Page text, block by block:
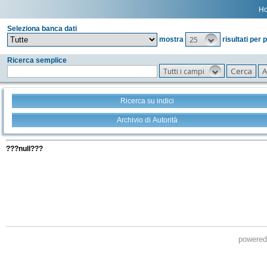
Seleziona banca dati
mostra
25 risultati per
Ricerca semplice
Tutti i campi
Ricerca su indici
Archivio di Autorità
???null???